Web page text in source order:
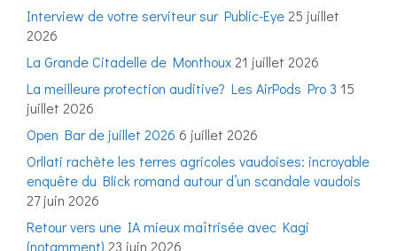
Interview de votre serviteur sur Public-Eye 25 juillet
2026
La Grande Citadelle de Monthoux 21 juillet 2026
La meilleure protection auditive? Les AirPods Pro 3 15
juillet 2026
Open Bar de juillet 2026 6 juillet 2026
Orllati rachète les terres agricoles vaudoises: incroyable
enquête du Blick romand autour d’un scandale vaudois
27 juin 2026
Retour vers une IA mieux maîtrisée avec Kagi
(notamment) 23 juin 2026